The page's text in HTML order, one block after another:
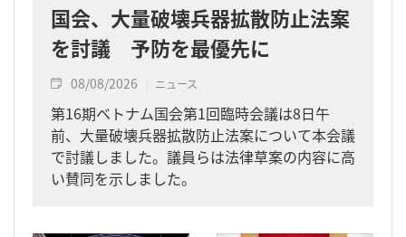
国会、大量破壊兵器拡散防止法案
を討議 予防を最優先に
08/08/2026 ニュース
第16期ベトナム国会第1回臨時会議は8日午
前、大量破壊兵器拡散防止法案について本会議
で討議しました。議員らは法律草案の内容に高
い賛同を示しました。